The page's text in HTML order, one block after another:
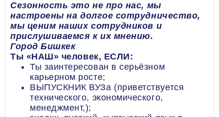
Сезонность это не про нас, мы
настроены на долгое сотрудничество,
мы ценим наших сотрудников и
прислушиваемся к их мнению.
Город Бишкек
Ты «НАШ» человек, ЕСЛИ:
Ты заинтересован в серьёзном
карьерном росте;
ВЫПУСКНИК ВУЗа (приветствуется
технического, экономического,
менеджмент,);